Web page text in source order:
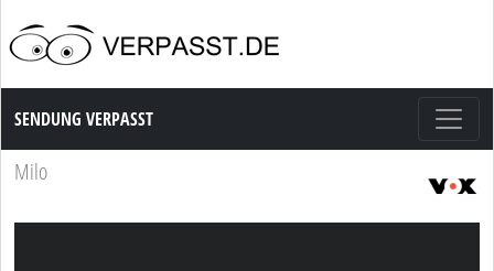
Sendung Verpasst
SENDUNG VERPASST
Milo